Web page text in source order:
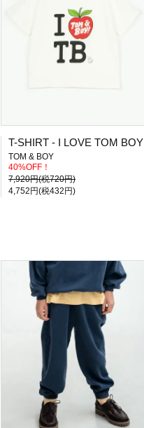
T-SHIRT - I LOVE TOM BOY
TOM & BOY
40%OFF！
7,920円(税720円)
4,752円(税432円)